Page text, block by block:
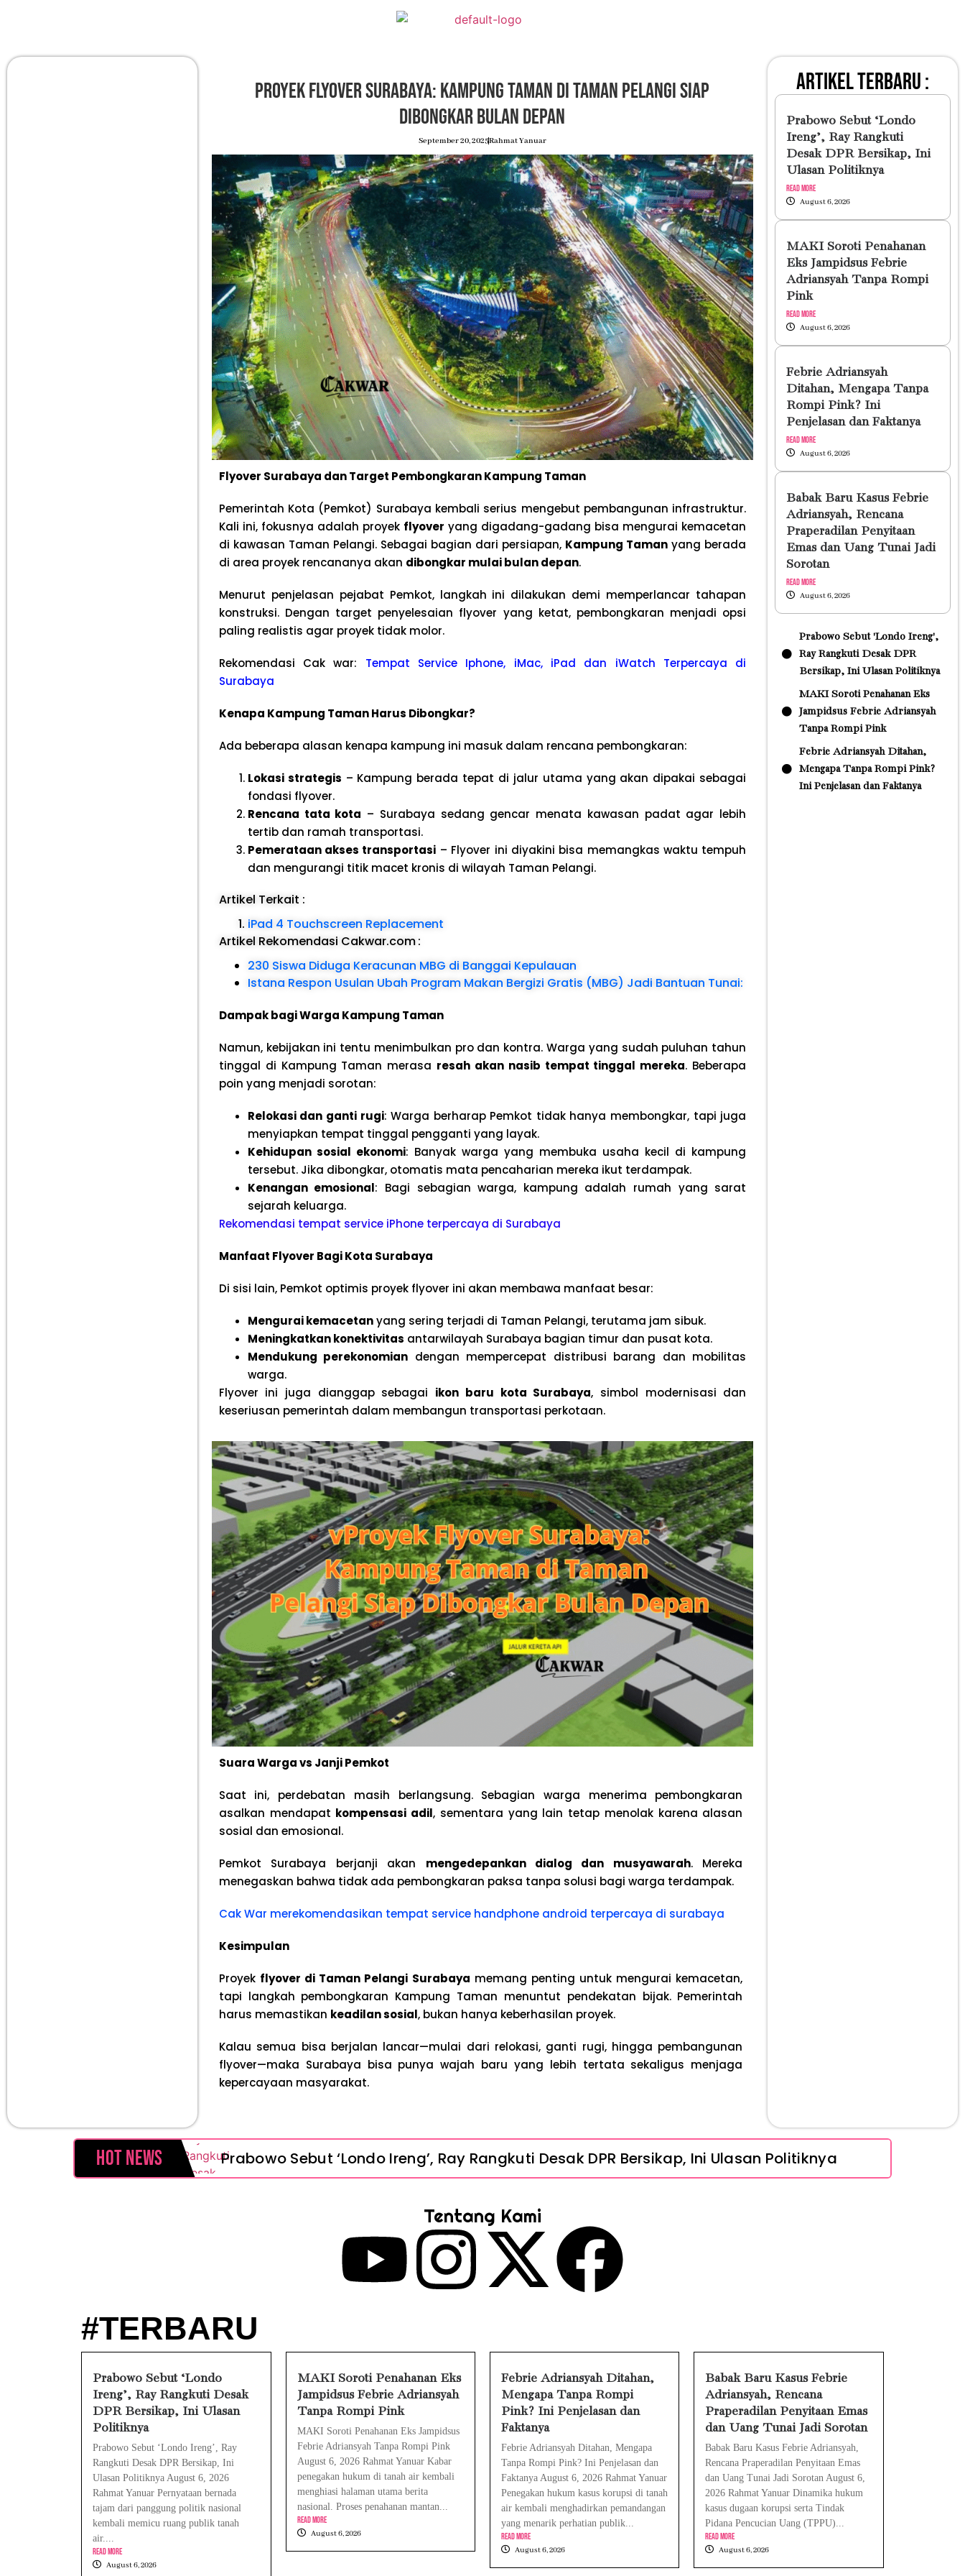
Proyek Flyover Surabaya: Kampung Taman di Taman Pelangi Siap
Dibongkar Bulan Depan
September 20, 2025Rahmat Yanuar
Flyover Surabaya dan Target Pembongkaran Kampung Taman
Pemerintah Kota (Pemkot) Surabaya kembali serius mengebut pembangunan infrastruktur.
Kali ini, fokusnya adalah proyek flyover yang digadang-gadang bisa mengurai kemacetan
di kawasan Taman Pelangi. Sebagai bagian dari persiapan, Kampung Taman yang berada
di area proyek rencananya akan dibongkar mulai bulan depan.
Menurut penjelasan pejabat Pemkot, langkah ini dilakukan demi memperlancar tahapan
konstruksi. Dengan target penyelesaian flyover yang ketat, pembongkaran menjadi opsi
paling realistis agar proyek tidak molor.
Rekomendasi Cak war: Tempat Service Iphone, iMac, iPad dan iWatch Terpercaya di
Surabaya
Kenapa Kampung Taman Harus Dibongkar?
Ada beberapa alasan kenapa kampung ini masuk dalam rencana pembongkaran:
Lokasi strategis – Kampung berada tepat di jalur utama yang akan dipakai sebagai
fondasi flyover.
Rencana tata kota – Surabaya sedang gencar menata kawasan padat agar lebih
tertib dan ramah transportasi.
Pemerataan akses transportasi – Flyover ini diyakini bisa memangkas waktu tempuh
dan mengurangi titik macet kronis di wilayah Taman Pelangi.
Artikel Terkait :
iPad 4 Touchscreen Replacement
Artikel Rekomendasi Cakwar.com:
230 Siswa Diduga Keracunan MBG di Banggai Kepulauan
Istana Respon Usulan Ubah Program Makan Bergizi Gratis (MBG) Jadi Bantuan Tunai:
Dampak bagi Warga Kampung Taman
Namun, kebijakan ini tentu menimbulkan pro dan kontra. Warga yang sudah puluhan tahun
tinggal di Kampung Taman merasa resah akan nasib tempat tinggal mereka. Beberapa
poin yang menjadi sorotan:
Relokasi dan ganti rugi: Warga berharap Pemkot tidak hanya membongkar, tapi juga
menyiapkan tempat tinggal pengganti yang layak.
Kehidupan sosial ekonomi: Banyak warga yang membuka usaha kecil di kampung
tersebut. Jika dibongkar, otomatis mata pencaharian mereka ikut terdampak.
Kenangan emosional: Bagi sebagian warga, kampung adalah rumah yang sarat
sejarah keluarga.
Rekomendasi tempat service iPhone terpercaya di Surabaya
Manfaat Flyover Bagi Kota Surabaya
Di sisi lain, Pemkot optimis proyek flyover ini akan membawa manfaat besar:
Mengurai kemacetanyang sering terjadi di Taman Pelangi, terutama jam sibuk.
Meningkatkan konektivitas antarwilayah Surabaya bagian timur dan pusat kota.
Mendukung perekonomian dengan mempercepat distribusi barang dan mobilitas
warga.
Flyover ini juga dianggap sebagai ikon baru kota Surabaya, simbol modernisasi dan
keseriusan pemerintah dalam membangun transportasi perkotaan.
Suara Warga vs Janji Pemkot
Saat ini, perdebatan masih berlangsung. Sebagian warga menerima pembongkaran
asalkan mendapat kompensasi adil, sementara yang lain tetap menolak karena alasan
sosial dan emosional.
Pemkot Surabaya berjanji akan mengedepankan dialog dan musyawarah. Mereka
menegaskan bahwa tidak ada pembongkaran paksa tanpa solusi bagi warga terdampak.
Cak War merekomendasikan tempat service handphoneandroid terpercaya di surabaya
Kesimpulan
Proyek flyover di Taman Pelangi Surabaya memang penting untuk mengurai kemacetan,
tapi langkah pembongkaran Kampung Taman menuntut pendekatan bijak. Pemerintah
harus memastikan keadilan sosial, bukan hanya keberhasilan proyek.
Kalau semua bisa berjalan lancar—mulai dari relokasi, ganti rugi, hingga pembangunan
flyover—maka Surabaya bisa punya wajah baru yang lebih tertata sekaligus menjaga
kepercayaan masyarakat.
artikel terbaru :
Prabowo Sebut ‘Londo
Ireng’, Ray Rangkuti
Desak DPR Bersikap, Ini
Ulasan Politiknya
Read More
August 6, 2026
MAKI Soroti Penahanan
Eks Jampidsus Febrie
Adriansyah Tanpa Rompi
Pink
Read More
August 6, 2026
Febrie Adriansyah
Ditahan, Mengapa Tanpa
Rompi Pink? Ini
Penjelasan dan Faktanya
Read More
August 6, 2026
Babak Baru Kasus Febrie
Adriansyah, Rencana
Praperadilan Penyitaan
Emas dan Uang Tunai Jadi
Sorotan
Read More
August 6, 2026
Prabowo Sebut 'Londo Ireng',
Ray Rangkuti Desak DPR
Bersikap, Ini Ulasan Politiknya
MAKI Soroti Penahanan Eks
Jampidsus Febrie Adriansyah
Tanpa Rompi Pink
Febrie Adriansyah Ditahan,
Mengapa Tanpa Rompi Pink?
Ini Penjelasan dan Faktanya
Hot News
Prabowo Sebut ‘Londo Ireng’, Ray Rangkuti Desak DPR Bersikap, Ini Ulasan Politiknya
Febrie Adriansyah Ditahan, Mengapa Tanpa Rompi Pink? Ini Penjelasan dan Faktanya
Baterai Apple Watch Cepat Boros? Ini Penyebab dan Cara Mengatasinya
HP Realme Kena Air Tidak Bisa Dicas? Jangan Langsung Charge, Ini Solusinya
Face ID iPhone Tidak Mengenali Wajah? Ini Penyebab dan Cara Mengatasinya
Eks Dirut KBS Tersangka Korupsi Pakan Satwa Rp10,2 Miliar: Ironi Gelar Doktor Akuntabilitas
Tentang Kami
#TERBARU
Prabowo Sebut ‘Londo
Ireng’, Ray Rangkuti Desak
DPR Bersikap, Ini Ulasan
Politiknya
Prabowo Sebut ‘Londo Ireng’, Ray
Rangkuti Desak DPR Bersikap, Ini
Ulasan Politiknya August 6, 2026
Rahmat Yanuar Pernyataan bernada
tajam dari panggung politik nasional
kembali memicu ruang publik tanah
air....
Read More
August 6, 2026
MAKI Soroti Penahanan Eks
Jampidsus Febrie Adriansyah
Tanpa Rompi Pink
MAKI Soroti Penahanan Eks Jampidsus
Febrie Adriansyah Tanpa Rompi Pink
August 6, 2026 Rahmat Yanuar Kabar
penegakan hukum di tanah air kembali
menghiasi halaman utama berita
nasional. Proses penahanan mantan...
Read More
August 6, 2026
Febrie Adriansyah Ditahan,
Mengapa Tanpa Rompi
Pink? Ini Penjelasan dan
Faktanya
Febrie Adriansyah Ditahan, Mengapa
Tanpa Rompi Pink? Ini Penjelasan dan
Faktanya August 6, 2026 Rahmat Yanuar
Penegakan hukum kasus korupsi di tanah
air kembali menghadirkan pemandangan
yang menarik perhatian publik...
Read More
August 6, 2026
Babak Baru Kasus Febrie
Adriansyah, Rencana
Praperadilan Penyitaan Emas
dan Uang Tunai Jadi Sorotan
Babak Baru Kasus Febrie Adriansyah,
Rencana Praperadilan Penyitaan Emas
dan Uang Tunai Jadi Sorotan August 6,
2026 Rahmat Yanuar Dinamika hukum
kasus dugaan korupsi serta Tindak
Pidana Pencucian Uang (TPPU)...
Read More
August 6, 2026